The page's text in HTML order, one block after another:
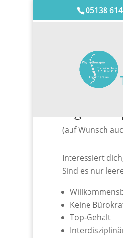
05138
(auf Wunsch
Interessiert
Sind es nur
Keine
Top-Gehalt